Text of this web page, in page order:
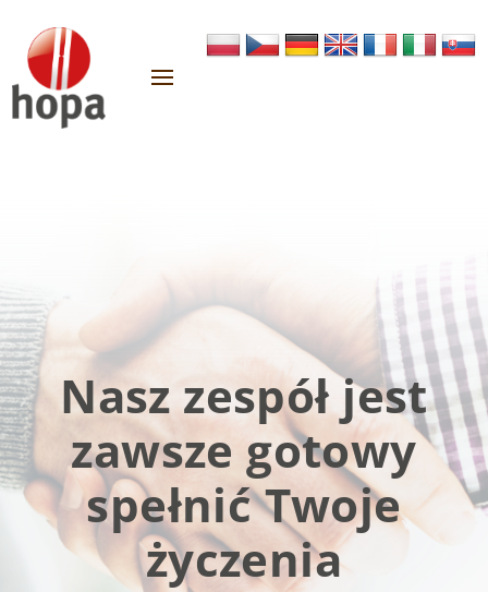
Nasz zespół jest
zawsze gotowy
spełnić Twoje
życzenia